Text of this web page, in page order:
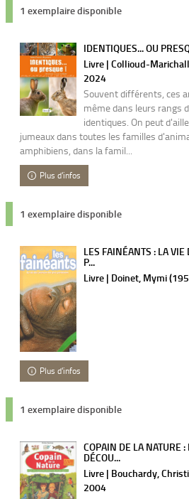
1 exemplaire disponible
IDENTIQUES... OU
Livre | Collioud-
2024
Souvent différents, ces
même dans leurs rangs
identiques. On peut
jumeaux dans toutes les familles
amphibiens, dans la famil...
Plus d'infos
1 exemplaire disponible
LES FAINÉANTS : LA
P...
Livre | Doinet, Mymi
Plus d'infos
1 exemplaire disponible
COPAIN DE LA NATURE
DÉCOU...
Livre | Bouchardy,
2004